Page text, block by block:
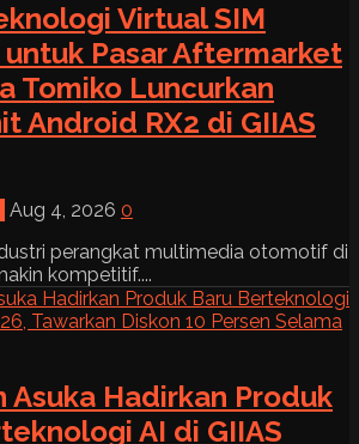
Virtual SIM
Pasar Aftermarket
Tomiko Luncurkan
Android RX2 di GIIAS
Aug 4, 2026 0
perangkat multimedia otomotif di
kompetitif....
Asuka Hadirkan Produk
AI di GIIAS